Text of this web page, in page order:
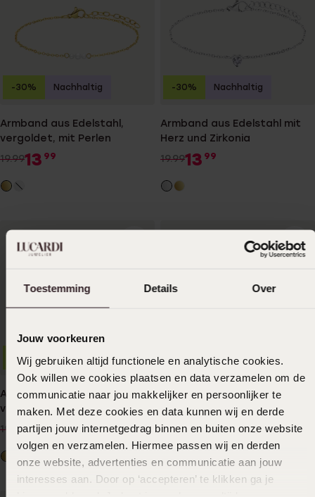
Toestemming Details Over
Jouw voorkeuren
Wij gebruiken altijd functionele en analytische cookies.
Ook willen we cookies plaatsen en data verzamelen om de
communicatie naar jou makkelijker en persoonlijker te
maken. Met deze cookies en data kunnen wij en derde
partijen jouw internetgedrag binnen en buiten onze website
volgen en verzamelen. Hiermee passen wij en derden
onze website, advertenties en communicatie aan jouw
interesses aan. Door op ‘accepteren’ te klikken ga je
Armband aus Edelstahl,
vergoldet, mit Perlen
19.9913 99
-30% Nachhaltig
Armband aus Edelstahl mit
Herz und Zirkonia
19.9913 99
-30% Nachhaltig
Armband aus Edelstahl,
vergoldet, mit Zirkonia
19.991399
-30% Nachhaltig
Armband aus Edelstahl,
vergoldet, mit Herz und
Zirkonia
19.9913 99
-30% Nachhaltig